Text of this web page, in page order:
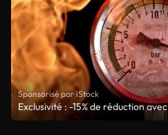
Sponsorisé par iStock
Exclusivité : -15% de réduction